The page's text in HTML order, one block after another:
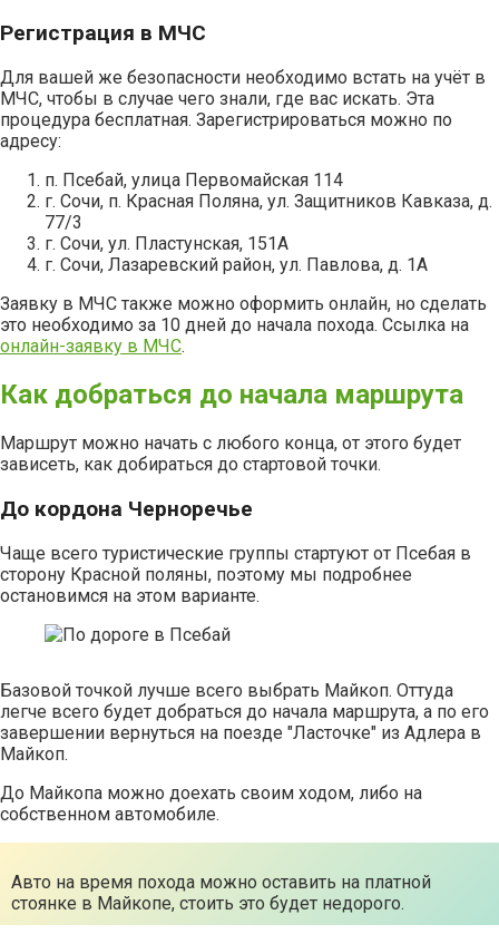
Регистрация в МЧС
Для вашей же безопасности необходимо встать на учёт в
МЧС, чтобы в случае чего знали, где вас искать. Эта
процедура бесплатная. Зарегистрироваться можно по
адресу:
п. Псебай, улица Первомайская 114
г. Сочи, п. Красная Поляна, ул. Защитников Кавказа, д.
77/3
г. Сочи, ул. Пластунская, 151А
г. Сочи, Лазаревский район, ул. Павлова, д. 1А
Заявку в МЧС также можно оформить онлайн, но сделать
это необходимо за 10 дней до начала похода. Ссылка на
онлайн-заявку в МЧС.
Как добраться до начала маршрута
Маршрут можно начать с любого конца, от этого будет
зависеть, как добираться до стартовой точки.
До кордона Черноречье
Чаще всего туристические группы стартуют от Псебая в
сторону Красной поляны, поэтому мы подробнее
остановимся на этом варианте.
Базовой точкой лучше всего выбрать Майкоп. Оттуда
легче всего будет добраться до начала маршрута, а по его
завершении вернуться на поезде "Ласточке" из Адлера в
Майкоп.
До Майкопа можно доехать своим ходом, либо на
собственном автомобиле.
Авто на время похода можно оставить на платной
стоянке в Майкопе, стоить это будет недорого.